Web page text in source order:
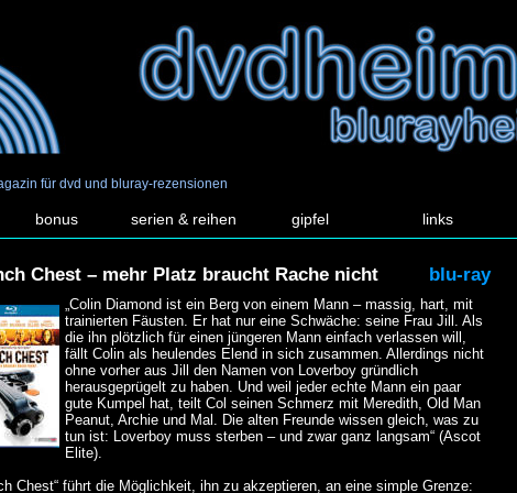
für dvd und bluray-rezensionen
bonus serien & reihen gipfel links
blu-ray
Chest – mehr Platz braucht Rache nicht
„Colin Diamond ist ein Berg von einem Mann – massig, hart, mit
trainierten Fäusten. Er hat nur eine Schwäche: seine Frau Jill. Als
die ihn plötzlich für einen jüngeren Mann einfach verlassen will,
fällt Colin als heulendes Elend in sich zusammen. Allerdings nicht
ohne vorher aus Jill den Namen von Loverboy gründlich
herausgeprügelt zu haben. Und weil jeder echte Mann ein paar
gute Kumpel hat, teilt Col seinen Schmerz mit Meredith, Old Man
Peanut, Archie und Mal. Die alten Freunde wissen gleich, was zu
tun ist: Loverboy muss sterben – und zwar ganz langsam“ (Ascot
Elite).
Chest“ führt die Möglichkeit, ihn zu akzeptieren, an eine simple Grenze: